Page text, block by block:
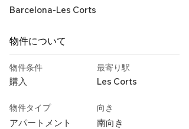
Barcelona-Les Corts
物件について
物件条件
購入
最寄り駅
Les Corts
物件タイプ
アパートメント
向き
南向き